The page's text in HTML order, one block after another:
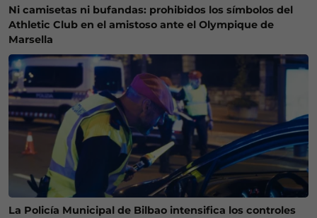
Ni camisetas ni bufandas: prohibidos los símbolos del
Athletic Club en el amistoso ante el Olympique de
Marsella
La Policía Municipal de Bilbao intensifica los controles